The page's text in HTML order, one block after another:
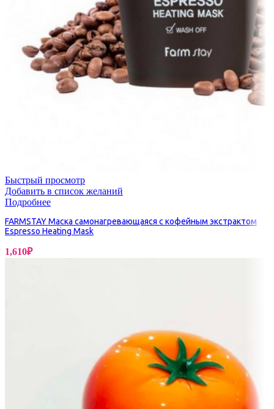
Быстрый просмотр
Добавить в список желаний
Подробнее
FARMSTAY Маска самонагревающаяся с кофейным экстрактом
Espresso Heating Mask
1,610₽